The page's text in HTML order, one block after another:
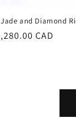
and Diamond
CAD